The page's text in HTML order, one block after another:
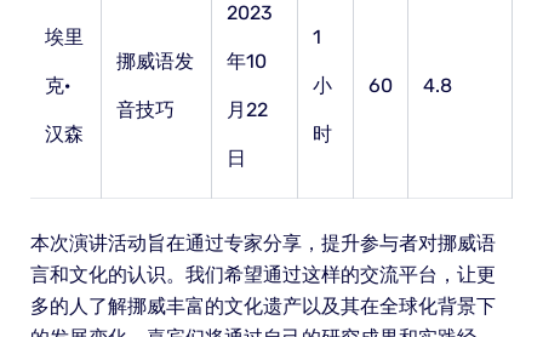
埃里
克·
汉森
挪威语发
音技巧
2023
年10
月22
日
1
小
时
60 4.8
本次演讲活动旨在通过专家分享，提升参与者对挪威语
言和文化的认识。我们希望通过这样的交流平台，让更
多的人了解挪威丰富的文化遗产以及其在全球化背景下